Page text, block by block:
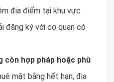
địa điểm tại khu vực
đăng ký với cơ quan có
còn hợp pháp hoặc phù
mặt bằng hết hạn, địa